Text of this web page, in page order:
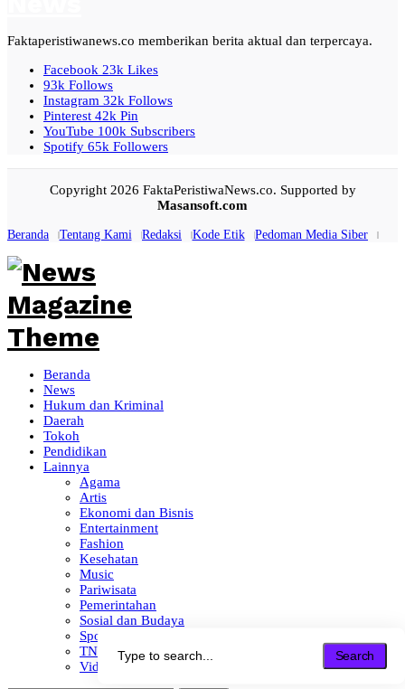
Search
Faktaperistiwanews.co memberikan berita aktual dan terpercaya.
Facebook 23k Likes
93k Follows
Instagram 32k Follows
Pinterest 42k Pin
YouTube 100k Subscribers
Spotify 65k Followers
Copyright 2026 FaktaPeristiwaNews.co. Supported by
Masansoft.com
Beranda Tentang Kami Redaksi Kode Etik Pedoman Media Siber
Beranda
News
Hukum dan Kriminal
Daerah
Tokoh
Pendidikan
Lainnya
Agama
Artis
Ekonomi dan Bisnis
Entertainment
Fashion
Kesehatan
Music
Pariwisata
Pemerintahan
Sosial dan Budaya
Sport
TNI – Polri – Brimob
Video